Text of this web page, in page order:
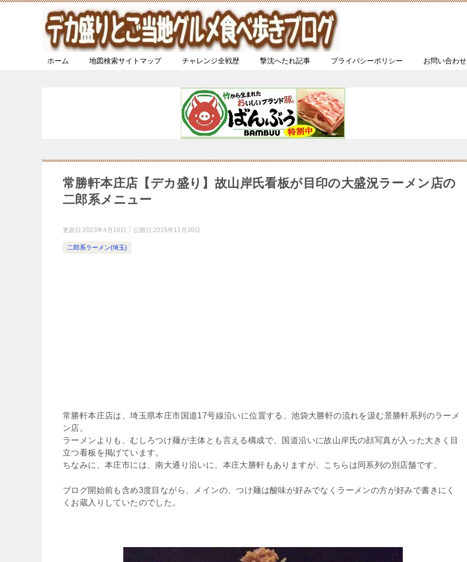
ホーム 地図検索サイトマップ チャレンジ全戦歴 撃沈へたれ記事 プライバシーポリシー お問い合わせ
常勝軒本庄店【デカ盛り】故山岸氏看板が目印の大盛況ラーメン店の
二郎系メニュー
更新日:2023年4月18日 公開日:2015年11月30日
二郎系ラーメン(埼玉)
常勝軒本庄店は、埼玉県本庄市国道17号線沿いに位置する、池袋大勝軒の流れを汲む景勝軒系列のラーメ
ン店。
ラーメンよりも、むしろつけ麺が主体とも言える構成で、国道沿いに故山岸氏の顔写真が入った大きく目
立つ看板を掲げています。
ちなみに、本庄市には、南大通り沿いに、本庄大勝軒もありますが、こちらは同系列の別店舗です。
ブログ開始前も含め3度目ながら、メインの、つけ麺は酸味が好みでなくラーメンの方が好みで書きにく
くお蔵入りしていたのでした。